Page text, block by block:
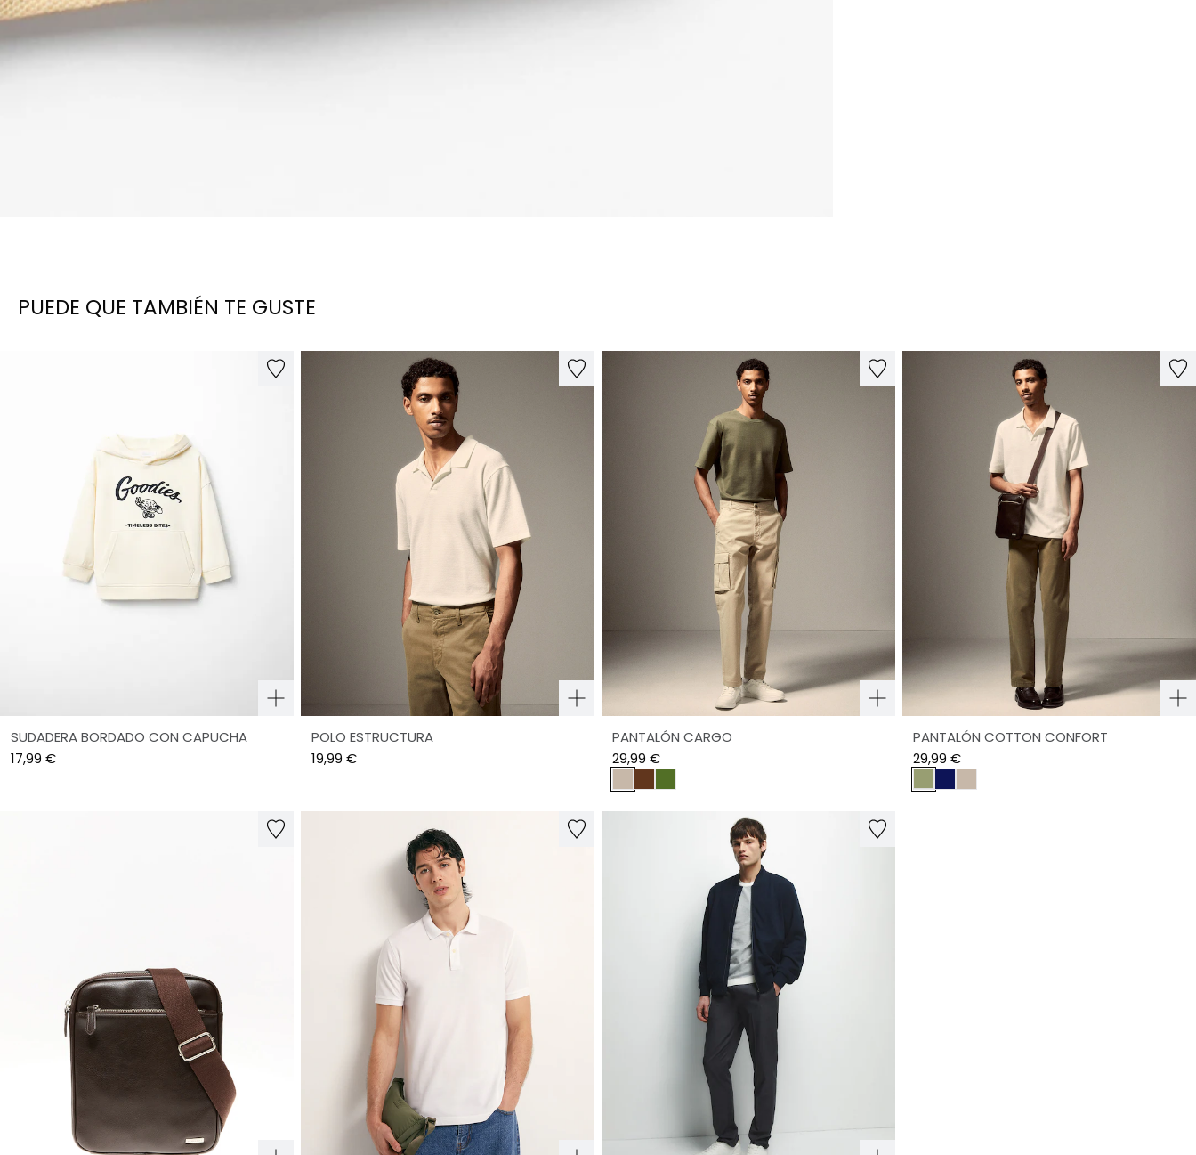
PUEDE QUE TAMBIÉN TE GUSTE
SUDADERA BORDADO CON CAPUCHA
17,99 €
POLO ESTRUCTURA
19,99 €
PANTALÓN CARGO
29,99 €
PANTALÓN COTTON CONFORT
29,99 €